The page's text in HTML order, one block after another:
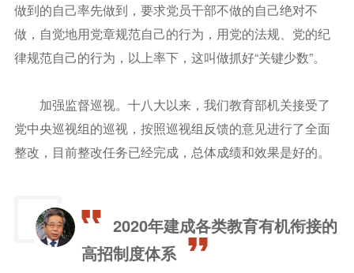
做到的自己率先做到，要求党员干部不做的自己绝对不
做，自觉地用党章规范自己的行为，用党的法规、党的纪
律规范自己的行为，以上率下，这叫做抓好“关键少数”。
加强监督巡视。十八大以来，我们教育部机关接受了
党中央巡视组的巡视，按照巡视组反馈的意见进行了全面
整改，目前整改任务已经完成，总体成绩和效果是好的。
2020年建成各类教育有机衔接的
高招制度体系